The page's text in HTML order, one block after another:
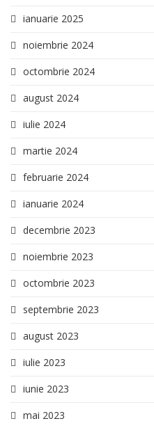
ianuarie 2025
noiembrie 2024
octombrie 2024
august 2024
iulie 2024
martie 2024
februarie 2024
ianuarie 2024
decembrie 2023
noiembrie 2023
octombrie 2023
septembrie 2023
august 2023
iulie 2023
iunie 2023
mai 2023